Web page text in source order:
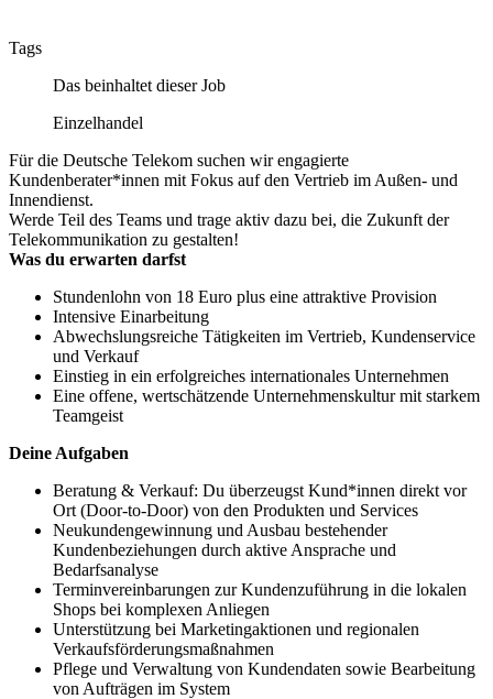
Tags
Das beinhaltet dieser Job
Einzelhandel
Für die Deutsche Telekom suchen wir engagierte
Kundenberater*innen mit Fokus auf den Vertrieb im Außen- und
Innendienst.
Werde Teil des Teams und trage aktiv dazu bei, die Zukunft der
Telekommunikation zu gestalten!
Was du erwarten darfst
Stundenlohn von 18 Euro plus eine attraktive Provision
Intensive Einarbeitung
Abwechslungsreiche Tätigkeiten im Vertrieb, Kundenservice
und Verkauf
Einstieg in ein erfolgreiches internationales Unternehmen
Eine offene, wertschätzende Unternehmenskultur mit starkem
Teamgeist
Deine Aufgaben
Beratung & Verkauf: Du überzeugst Kund*innen direkt vor
Ort (Door-to-Door) von den Produkten und Services
Neukundengewinnung und Ausbau bestehender
Kundenbeziehungen durch aktive Ansprache und
Bedarfsanalyse
Terminvereinbarungen zur Kundenzuführung in die lokalen
Shops bei komplexen Anliegen
Unterstützung bei Marketingaktionen und regionalen
Verkaufsförderungsmaßnahmen
Pflege und Verwaltung von Kundendaten sowie Bearbeitung
von Aufträgen im System